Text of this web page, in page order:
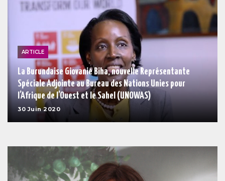
ARTICLE
La Burundaise Giovanie Biha, nouvelle Représentante
Spéciale Adjointe au Bureau des Nations Unies pour
l’Afrique de l’Ouest et le Sahel (UNOWAS)
30 Juin 2020